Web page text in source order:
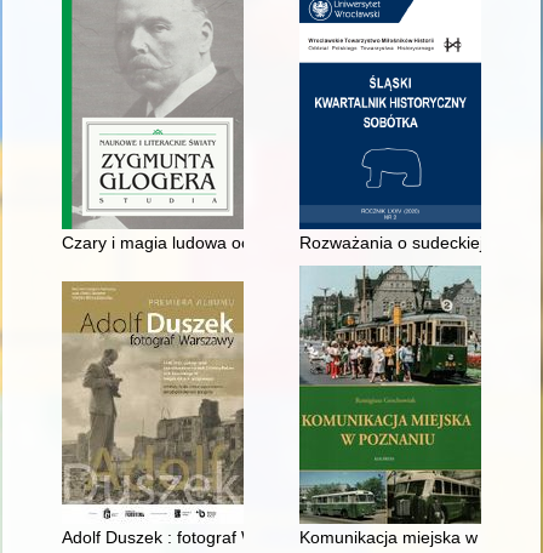
Czary i magia ludowa oczami Zygmunta Glogera
Rozważania o sudeckiej Troi :
Adolf Duszek : fotograf WarszawyKomunikacja miejska w